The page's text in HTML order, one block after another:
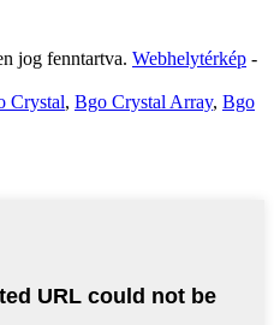
jog fenntartva. Webhelytérkép -
Crystal, Bgo Crystal Array, Bgo